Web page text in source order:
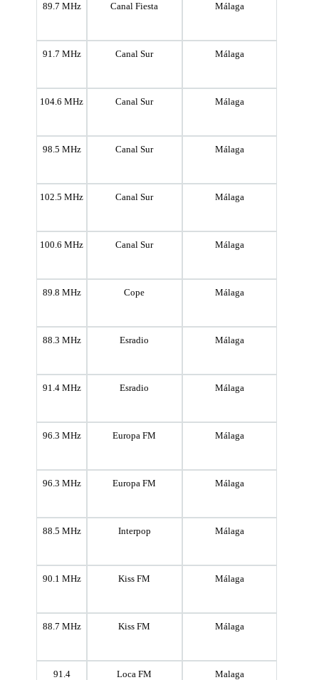
89.7 MHz Canal Fiesta Málaga
91.7 MHz Canal Sur Málaga
104.6 MHz Canal Sur Málaga
98.5 MHz Canal Sur Málaga
102.5 MHz Canal Sur Málaga
100.6 MHz Canal Sur Málaga
89.8 MHz Cope Málaga
88.3 MHz Esradio Málaga
91.4 MHz Esradio Málaga
96.3 MHz Europa FM Málaga
96.3 MHz Europa FM Málaga
88.5 MHz Interpop Málaga
90.1 MHz Kiss FM Málaga
88.7 MHz Kiss FM Málaga
91.4 Loca FM Malaga